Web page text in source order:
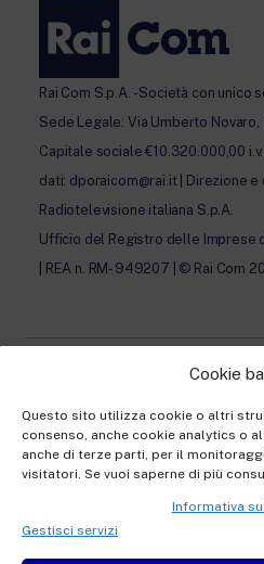
Cookie
Questo sito utilizza cookie o altri
consenso, anche cookie analytics o
anche di terze parti, per il
visitatori. Se vuoi saperne di più
Informativa
Gestisci servizi
Rai Com S.p.A. - Società con unico
Sede Legale: Via Umberto Novaro,
Capitale sociale €10.320.000,00
dati: dporaicom@rai.it | Direzione e
Radiotelevisione italiana S.p.A.
Ufficio del Registro delle Imprese
| REA n. RM- 949207 | © Rai Com
Cookie Policy e Preferenze
Informativa Contatti
Informativa registrazione al